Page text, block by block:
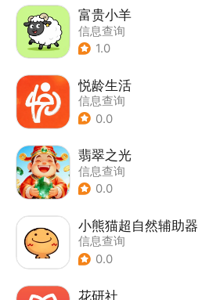
富贵小羊
信息查询
1.0
悦龄生活
信息查询
0.0
翡翠之光
信息查询
0.0
小熊猫超自然辅助器
信息查询
0.0
花研社